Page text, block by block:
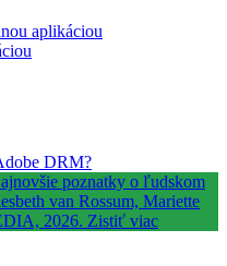
aplikáciou
DRM?